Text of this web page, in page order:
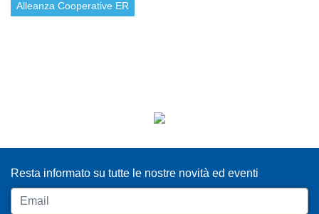
Alleanza Cooperative ER
Resta informato su tutte le nostre novità ed eventi
Email